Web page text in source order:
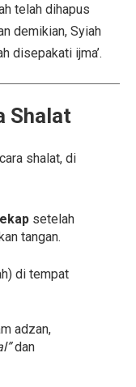
telah dihapus
demikian, Syiah
disepakati ijma’.
Shalat
shalat, di
setelah
tangan.
di tempat
adzan,
dan